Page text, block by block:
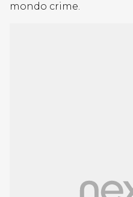
mondo crime.